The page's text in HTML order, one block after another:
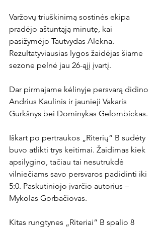
Varžovų triuškinimą sostinės ekipa
pradėjo aštuntąją minutę, kai
pasižymėjo Tautvydas Alekna.
Rezultatyviausias lygos žaidėjas šiame
sezone pelnė jau 26-ąjį įvartį.
Dar pirmajame kėlinyje persvarą didino
Andrius Kaulinis ir jaunieji Vakaris
Gurkšnys bei Dominykas Gelombickas.
Iškart po pertraukos „Riterių“ B sudėty
buvo atlikti trys keitimai. Žaidimas kiek
apsilygino, tačiau tai nesutrukdė
vilniečiams savo persvaros padidinti iki
5:0. Paskutiniojo įvarčio autorius –
Mykolas Gorbačiovas.
Kitas rungtynes „Riteriai“ B spalio 8